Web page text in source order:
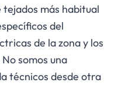
más habitual
del
de la zona y los
somos una
técnicos desde otra